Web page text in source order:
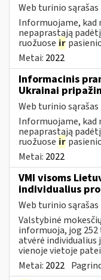
Web turinio sąrašas
Informuojame, kad
nepaprastąją
ruožuose ir
Metai: 2022
Informacinis
Ukrainai
Web turinio sąrašas
Informuojame, kad
nepaprastąją
ruožuose ir
Metai: 2022
VMI visoms
individualius
Web turinio sąrašas
Valstybinė
informuoja, jog
atvėrė
vienoje vietoje
Metai: 2022